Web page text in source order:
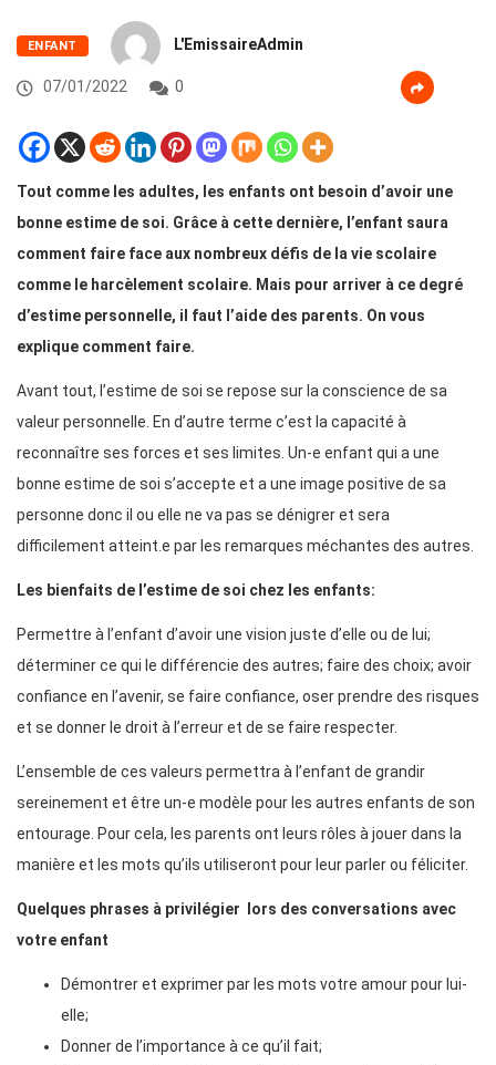
ENFANT L'EmissaireAdmin
07/01/2022 0
Tout comme les adultes, les enfants ont besoin d’avoir une
bonne estime de soi. Grâce à cette dernière, l’enfant saura
comment faire face aux nombreux défis de la vie scolaire
comme le harcèlement scolaire. Mais pour arriver à ce degré
d’estime personnelle, il faut l’aide des parents. On vous
explique comment faire.
Avant tout, l’estime de soi se repose sur la conscience de sa
valeur personnelle. En d’autre terme c’est la capacité à
reconnaître ses forces et ses limites. Un-e enfant qui a une
bonne estime de soi s’accepte et a une image positive de sa
personne donc il ou elle ne va pas se dénigrer et sera
difficilement atteint.e par les remarques méchantes des autres.
Les bienfaits de l’estime de soi chez les enfants:
Permettre à l’enfant d’avoir une vision juste d’elle ou de lui;
déterminer ce qui le différencie des autres; faire des choix; avoir
confiance en l’avenir, se faire confiance, oser prendre des risques
et se donner le droit à l’erreur et de se faire respecter.
L’ensemble de ces valeurs permettra à l’enfant de grandir
sereinement et être un-e modèle pour les autres enfants de son
entourage. Pour cela, les parents ont leurs rôles à jouer dans la
manière et les mots qu’ils utiliseront pour leur parler ou féliciter.
Quelques phrases à privilégier lors des conversations avec
votre enfant
Démontrer et exprimer par les mots votre amour pour lui-
elle;
Donner de l’importance à ce qu’il fait;